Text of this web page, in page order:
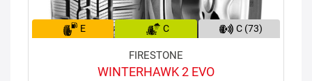
E C C (73)
FIRESTONE
WINTERHAWK 2 EVO